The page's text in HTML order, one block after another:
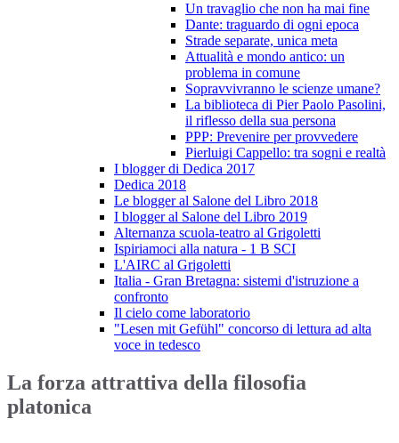
Un travaglio che non ha mai fine
Dante: traguardo di ogni epoca
Strade separate, unica meta
Attualità e mondo antico: un
problema in comune
Sopravvivranno le scienze umane?
La biblioteca di Pier Paolo Pasolini,
il riflesso della sua persona
PPP: Prevenire per provvedere
Pierluigi Cappello: tra sogni e realtà
I blogger di Dedica 2017
Dedica 2018
Le blogger al Salone del Libro 2018
I blogger al Salone del Libro 2019
Alternanza scuola-teatro al Grigoletti
Ispiriamoci alla natura - 1 B SCI
L'AIRC al Grigoletti
Italia - Gran Bretagna: sistemi d'istruzione a
confronto
Il cielo come laboratorio
"Lesen mit Gefühl" concorso di lettura ad alta
voce in tedesco
La forza attrattiva della filosofia
platonica